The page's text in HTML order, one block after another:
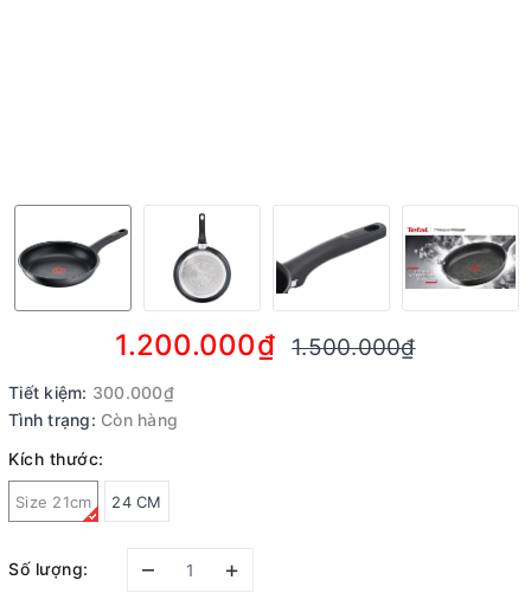
1.200.000₫ 1.500.000₫
Tiết kiệm: 300.000₫
Tình trạng: Còn hàng
Kích thước:
Size 21cm 24 CM
Số lượng: – +